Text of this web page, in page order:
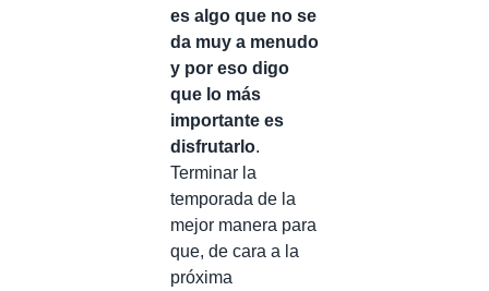
es algo que no se
da muy a menudo
y por eso digo
que lo más
importante es
disfrutarlo.
Terminar la
temporada de la
mejor manera para
que, de cara a la
próxima